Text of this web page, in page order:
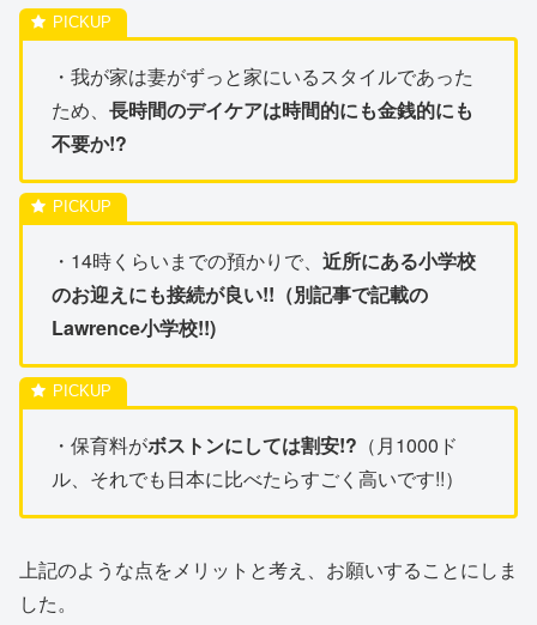
・我が家は妻がずっと家にいるスタイルであった
ため、 長時間のデイケアは時間的にも金銭的にも
不要か!?
・14時くらいまでの預かりで、 近所にある小学校
のお迎えにも接続が良い!!（別記事で記載の
Lawrence小学校!!)
・保育料がボストンにしては割安!? （月1000ド
ル、それでも日本に比べたらすごく高いです!!）
上記のような点をメリットと考え、お願いすることにしま
した。